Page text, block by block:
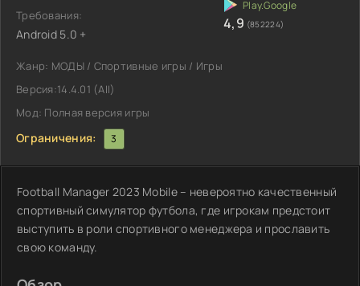
Требования:
Android 5.0 +
4,9 (852224)
Жанр: МОДЫ / Спортивные игры / Игры
Версия:14.4.01 (AII)
Мод: Полная версия игры
Ограничения: 3
Football Manager 2023 Mobile – невероятно качественный
спортивный симулятор футбола, где игрокам предстоит
выступить в роли спортивного менеджера и прославить
свою команду.